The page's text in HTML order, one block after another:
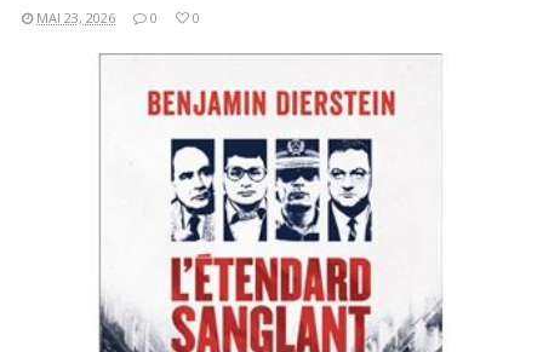
MAI 23, 2026 0 0
LIRE LA SUITE